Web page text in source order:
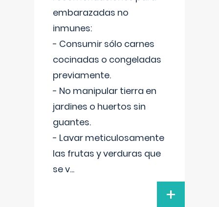
embarazadas no
inmunes:
- Consumir sólo carnes
cocinadas o congeladas
previamente.
- No manipular tierra en
jardines o huertos sin
guantes.
- Lavar meticulosamente
las frutas y verduras que
se v...
+